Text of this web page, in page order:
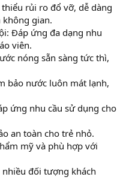
rủi ro đổ vỡ, dễ dàng
gian.
Đáp ứng đa dạng nhu
viên.
nóng sẵn sàng tức thì,
bảo nước luôn mát lạnh,
ứng nhu cầu sử dụng cho
an toàn cho trẻ nhỏ.
mỹ và phù hợp với
nhiều đối tượng khách